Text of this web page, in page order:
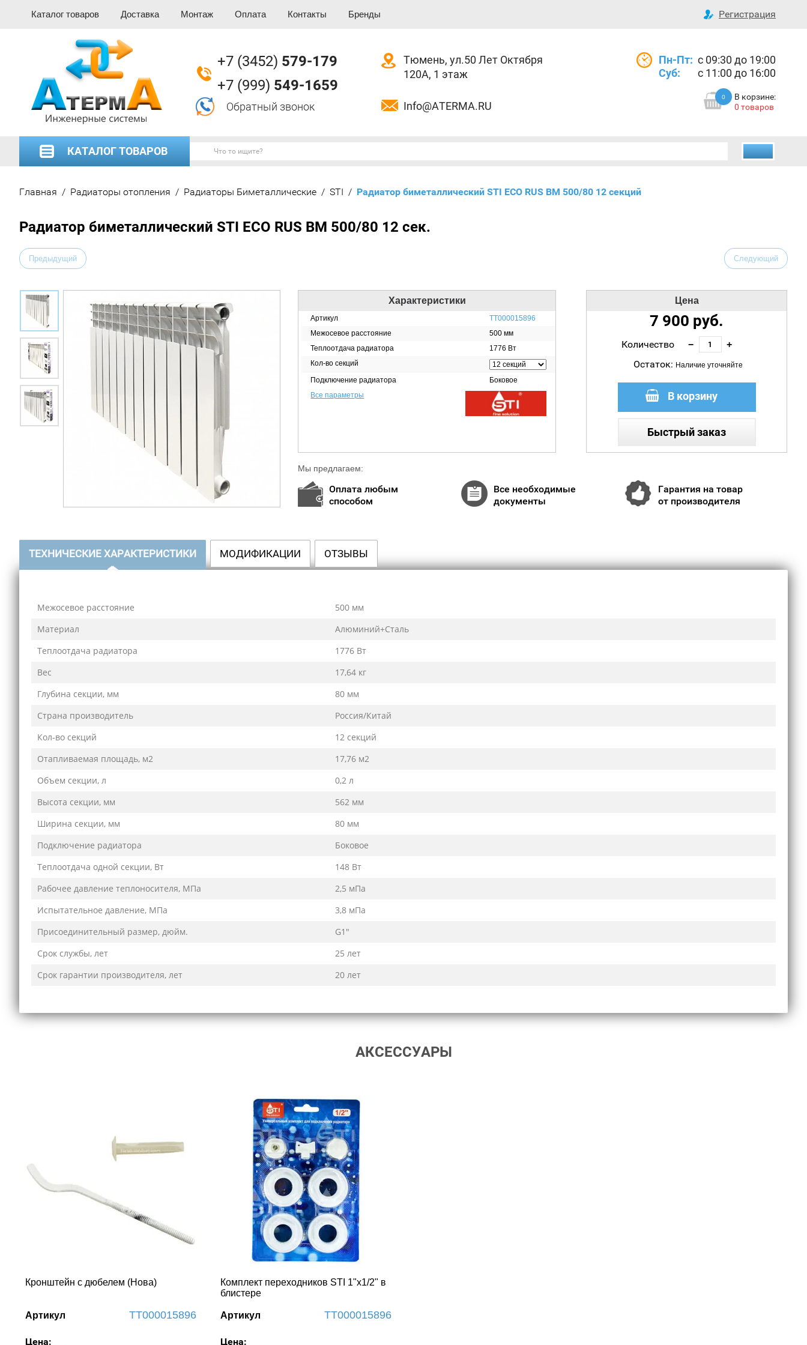
Каталог товаров Доставка Монтаж Оплата Контакты Бренды Регистрация
+7 (3452) 579-179
+7 (999) 549-1659
Обратный звонок
Тюмень, ул.50 Лет Октября
120А, 1 этаж
Info@ATERMA.RU
Пн-Пт: с 09:30 до 19:00
Суб:
с 11:00 до 16:00
0
В корзине:
0 товаров
КАТАЛОГ ТОВАРОВ
Главная / Радиаторы отопления / Радиаторы Биметаллические / STI /
  Радиатор биметаллический STI ECO RUS BM 500/80 12 секций
Радиатор биметаллический STI ECO RUS BM 500/80 12 сек.
Предыдущий Следующий
Характеристики
Артикул
ТТ000015896
Межосевое расстояние
500 мм
Теплоотдача радиатора
1776 Вт
Кол-во секций
Подключение радиатора
Боковое
Все параметры
Цена
7 900 руб.
Количество − +
Остаток: Наличие уточняйте
В корзину
Быстрый заказ
Мы предлагаем:
Оплата любым
способом
Все необходимые
документы
Гарантия на товар
от производителя
ТЕХНИЧЕСКИЕ ХАРАКТЕРИСТИКИ МОДИФИКАЦИИ ОТЗЫВЫ
Межосевое расстояние
500 мм
Материал
Алюминий+Сталь
Теплоотдача радиатора
1776 Вт
Вес
17,64 кг
Глубина секции, мм
80 мм
Страна производитель
Россия/Китай
Кол-во секций
12 секций
Отапливаемая площадь, м2
17,76 м2
Объем секции, л
0,2 л
Высота секции, мм
562 мм
Ширина секции, мм
80 мм
Подключение радиатора
Боковое
Теплоотдача одной секции, Вт
148 Вт
Рабочее давление теплоносителя, МПа
2,5 мПа
Испытательное давление, МПа
3,8 мПа
Присоединительный размер, дюйм.
G1"
Срок службы, лет
25 лет
Срок гарантии производителя, лет
20 лет
АКСЕССУАРЫ
Кронштейн с дюбелем (Нова)
Артикул ТТ000015896
Цена:
Комплект переходников STI 1"х1/2" в
блистере
Артикул ТТ000015896
Цена: